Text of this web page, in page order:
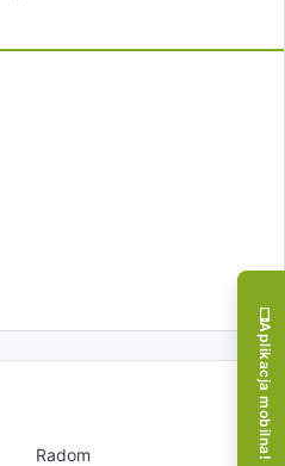
Radom
Aplikacja mobilna!